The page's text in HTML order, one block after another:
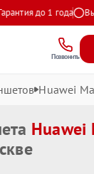
до 1 года Выезд
Позвонить
Huawei
Huawei